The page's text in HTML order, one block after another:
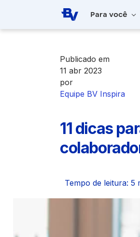
Pular para o Conteúdo principal
Para você
Publicado em
11 abr 2023
por
Equipe BV Inspira
11 dicas
Tempo de leitura: 5